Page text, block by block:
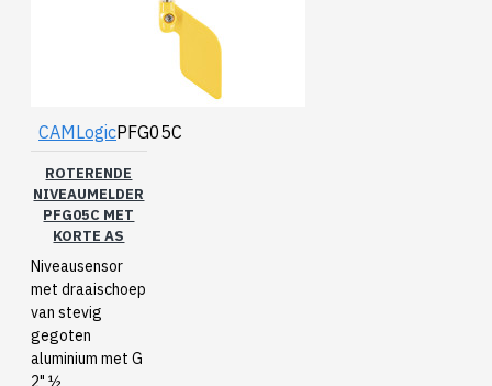
CAMLogicPFG05C
ROTERENDE
NIVEAUMELDER
PFG05C MET
KORTE AS
Niveausensor
met draaischoep
van stevig
gegoten
aluminium met G
2" ½